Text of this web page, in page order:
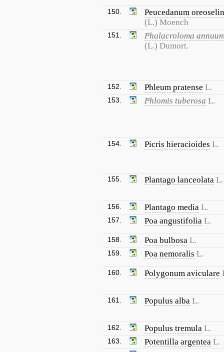
150.
Peucedanum
(L.) Moench
151.
Phalacroloma
(L.) Dumort.
152. Phleum pratense L.
153. Phlomis tuberosa L.
154. Picris hieracioides L.
155. Plantago lanceolata L.
156. Plantago media L.
157. Poa angustifolia L.
158. Poa bulbosa L.
159. Poa nemoralis L.
160. Polygonum aviculare
161. Populus alba L.
162. Populus tremula L.
163. Potentilla argentea L.